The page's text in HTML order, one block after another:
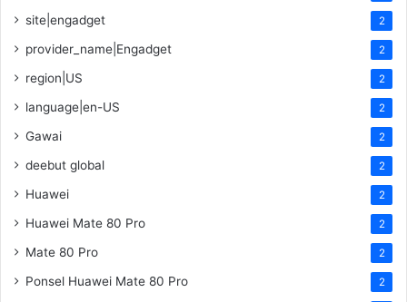
site|engadget 2
provider_name|Engadget 2
region|US 2
language|en-US 2
Gawai 2
deebut global 2
Huawei 2
Huawei Mate 80 Pro 2
Mate 80 Pro 2
Ponsel Huawei Mate 80 Pro 2